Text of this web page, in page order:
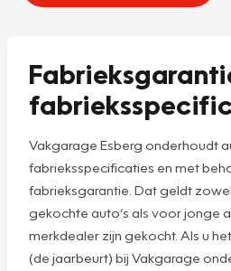
Vakgarage Esberg onderhoudt
fabrieksspecificaties en met
fabrieksgarantie. Dat geldt
gekochte auto’s als voor jonge
merkdealer zijn gekocht. Als u
(de jaarbeurt) bij Vakgarage